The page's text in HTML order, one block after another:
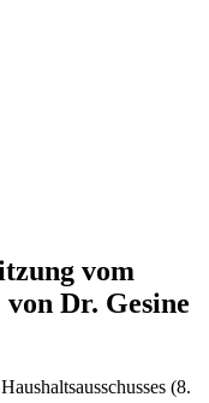
vom
von Dr. Gesine
(8.